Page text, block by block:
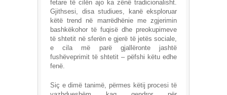
fetare të cilën ajo ka zënë tradicionalisht.
Gjithsesi, disa studiues, kanë eksploruar
këtë trend në marrëdhënie me zgjerimin
bashkëkohor të fuqisë dhe preokupimeve
të shtetit në sferën e gjerë të jetës sociale,
e cila më parë gjallëronte jashtë
fushëveprimit të shtetit – pëfshi këtu edhe
fenë.
Siç e dimë tanimë, përmes këtij procesi të